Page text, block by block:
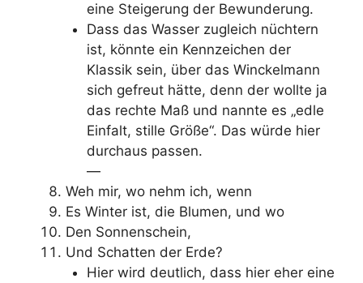
eine Steigerung der Bewunderung.
Dass das Wasser zugleich nüchtern
ist, könnte ein Kennzeichen der
Klassik sein, über das Winckelmann
sich gefreut hätte, denn der wollte ja
das rechte Maß und nannte es „edle
Einfalt, stille Größe“. Das würde hier
durchaus passen.
—
Weh mir, wo nehm ich, wenn
Es Winter ist, die Blumen, und wo
Den Sonnenschein,
Und Schatten der Erde?
Hier wird deutlich, dass hier eher eine